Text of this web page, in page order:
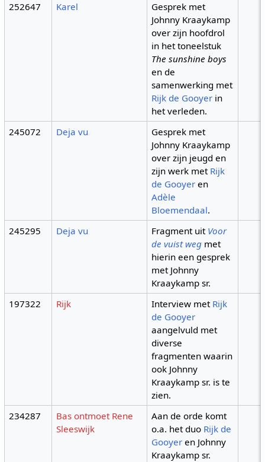
252647
Karel
Gesprek met
Johnny Kraaykamp
over zijn hoofdrol
in het toneelstuk
The sunshine boys
en de
samenwerking met
Rijk de Gooyer in
het verleden.
245072
Deja vu
Gesprek met
Johnny Kraaykamp
over zijn jeugd en
zijn werk met Rijk
de Gooyer en
Adèle
Bloemendaal.
245295
Deja vu Fragment uit Voor
de vuist weg met
hierin een gesprek
met Johnny
Kraaykamp sr.
197322
Rijk Interview met Rijk
de Gooyer
aangelvuld met
diverse
fragmenten waarin
ook Johnny
Kraaykamp sr. is te
zien.
234287
Bas ontmoet Rene
Sleeswijk
Aan de orde komt
o.a. het duo Rijk de
Gooyer en Johnny
Kraaykamp sr.